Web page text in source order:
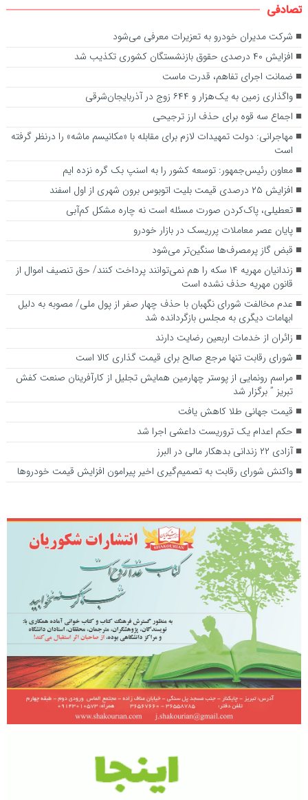
تصادفی
شرکت مدیران خودرو به تعزیرات معرفی می‌شود
افزایش ۴۰ درصدی حقوق بازنشستگان کشوری تکذیب شد
ضمانت اجرای تفاهم، قدرت ماست
واگذاری زمین به یک‌هزار و ۶۴۴ زوج در آذربایجان‌شرقی
اجماع سه قوه برای حذف ارز ترجیحی
مهاجرانی: دولت تمهیدات لازم برای مقابله با «مکانیسم ماشه» را درنظر گرفته
است
معاون رئیس‌جمهور: توسعه کشور را به اسنپ بک گره نزده ایم
افزایش ۲۵ درصدی قیمت بلیت اتوبوس برون شهری از اول اسفند
تعطیلی، پاک‌کردن صورت مسئله است نه چاره مشکل کم‌آبی
پایان عصر معاملات پرریسک در بازار خودرو
قبض گاز پرمصرف‌ها سنگین‌تر می‌شود
زندانیان مهریه ۱۴ سکه را هم نمی‌توانند پرداخت کنند/ حق تنصیف اموال از
قانون مهریه حذف نشده است
عدم مخالفت شورای نگهبان با حذف چهار صفر از پول ملی/ مصوبه به دلیل
ابهامات دیگری به مجلس بازگردانده شد
زائران از خدمات اربعین رضایت دارند
شورای رقابت تنها مرجع صالح برای قیمت گذاری کالا است
مراسم رونمایی از پوستر چهارمین همایش تجلیل از کارآفرینان صنعت کفش
تبریز ” برگزار شد
قیمت جهانی طلا کاهش یافت
حکم اعدام یک تروریست داعشی اجرا شد
آزادی ۲۲ زندانی بدهکار مالی در البرز
واکنش شورای رقابت به تصمیم‌گیری اخیر پیرامون افزایش قیمت خودروها